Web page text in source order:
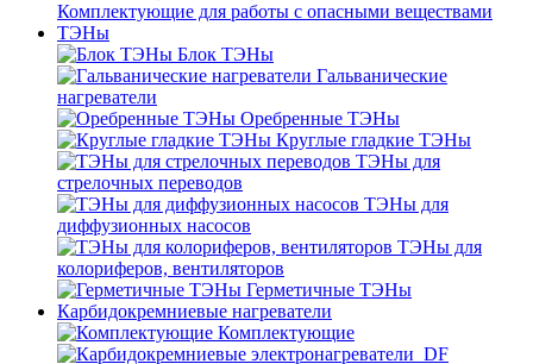
Комплектующие для работы с опасными веществами
ТЭНы
Блок ТЭНы
Гальванические
нагреватели
Оребренные ТЭНы
Круглые гладкие ТЭНы
ТЭНы для
стрелочных переводов
ТЭНы для
диффузионных насосов
ТЭНы для
колориферов, вентиляторов
Герметичные ТЭНы
Карбидокремниевые нагреватели
Комплектующие